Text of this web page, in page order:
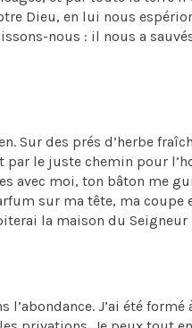
Dieu, en lui nous
nous : il nous a
Sur des prés d’herbe
le juste chemin pour
avec moi, ton bâton me
sur ma tête, ma coupe
la maison du
l’abondance. J’ai été